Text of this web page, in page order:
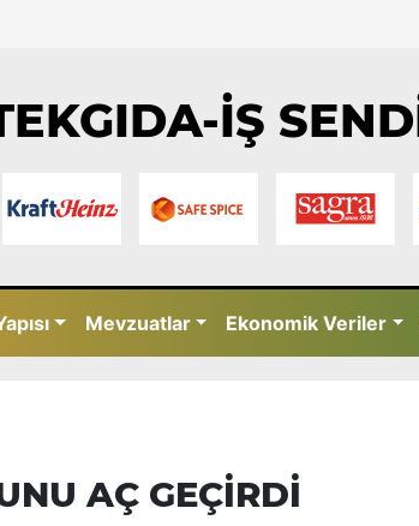
İŞ
Mevzuatlar Ekonomik Veriler
AÇ GEÇİRDİ